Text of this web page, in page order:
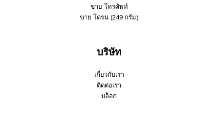
ขาย โทรศัพท์
ขาย โดรน (249 กรัม)
บริษัท
เกี่ยวกับเรา
ติดต่อเรา
บล็อก